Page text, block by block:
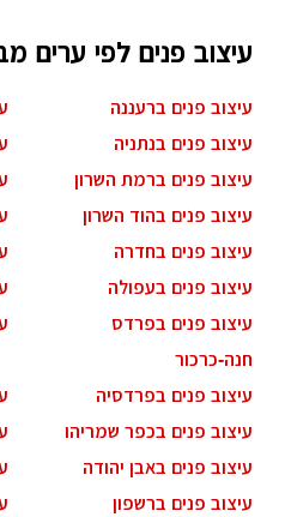
עיצוב פנים לפי ערים
עיצוב פנים ברעננה
עיצוב פנים בנתניה
עיצוב פנים ברמת השרון
עיצוב פנים בהוד השרון
עיצוב פנים בחדרה
עיצוב פנים בעפולה
עיצוב פנים בפרדס
חנה-כרכור
עיצוב פנים בפרדסיה
עיצוב פנים בכפר שמריהו
עיצוב פנים באבן יהודה
עיצוב פנים ברשפון